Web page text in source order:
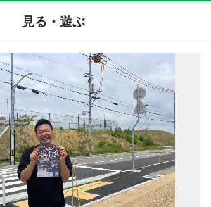
見る・遊ぶ